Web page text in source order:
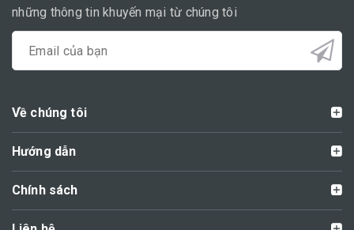
những thông tin khuyến mại từ chúng tôi
Về chúng tôi
Hướng dẫn
Chính sách